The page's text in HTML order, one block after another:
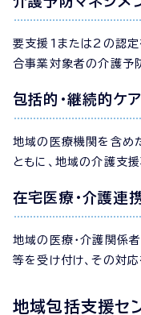
要支援1または2の認定
合事業対象者の介護予
包括的・継続的ケ
地域の医療機関を含め
ともに、地域の介護支
在宅医療・介護連
地域の医療・介護関係
等を受け付け、その対応
地域包括支援セ